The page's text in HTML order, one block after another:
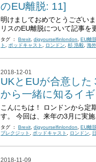
のEU離脱: 11]
明けましておめでとうござい
リスのEU離脱について記事
タグ ： Brexit,digyourselfinlondon, EU離
ト ,ポッドキャスト , ロンドン,杉 浩毅,海
2018-12-01
UKとEUが合意し
から一緒に知るイ
こんにちは！ ロンドンから定
す。 今回は、来年の3月に実
タグ ： Brexit,digyourselfinlondon, EU離
ブレクジット ,ポッドキャスト , ロンドン,
2018-11-09